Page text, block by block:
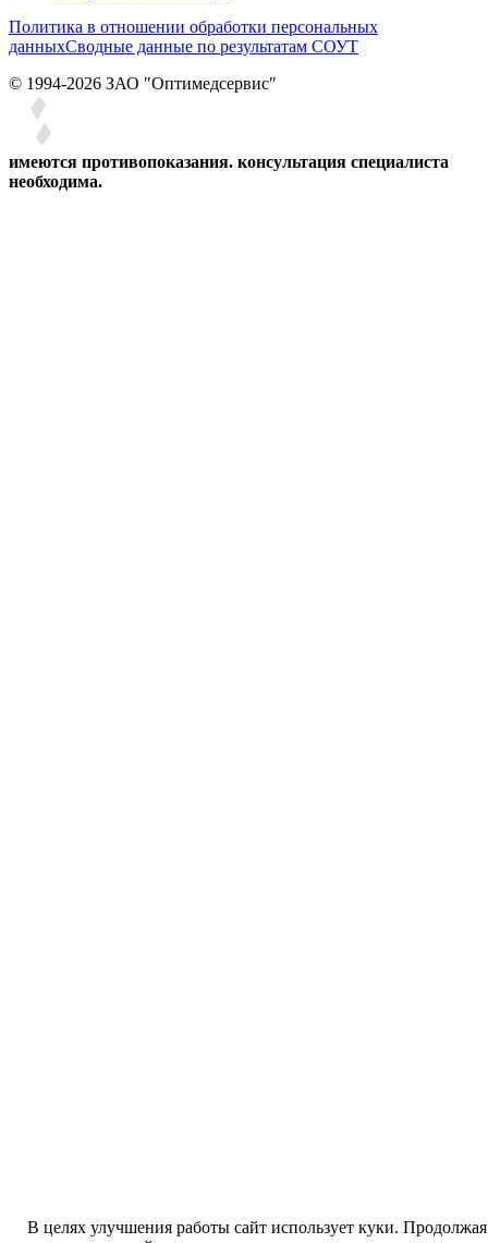
Политика в отношении обработки персональных
данныхСводные данные по результатам СОУТ
© 1994-2026 ЗАО ″Оптимедсервис″
имеются противопоказания. консультация специалиста
необходима.
В целях улучшения работы сайт использует куки. Продолжая